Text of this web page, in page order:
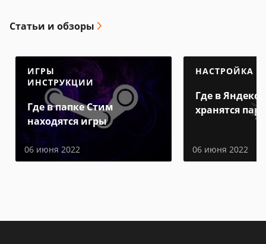
Статьи и обзоры
ИГРЫ
ИНСТРУКЦИИ
Где в папке Стим
находятся игры
06 июня 2022
НАСТРОЙКА
Где в Яндекс
хранятся
06 июня 2022